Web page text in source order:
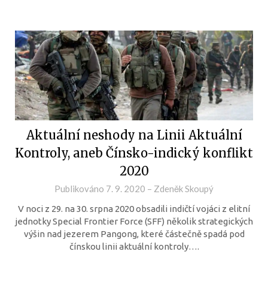
Aktuální neshody na Linii Aktuální
Kontroly, aneb Čínsko-indický konflikt
2020
Publikováno 7. 9. 2020 – Zdeněk Skoupý
V noci z 29. na 30. srpna 2020 obsadili indičtí vojáci z elitní
jednotky Special Frontier Force (SFF) několik strategických
výšin nad jezerem Pangong, které částečně spadá pod
čínskou linii aktuální kontroly….